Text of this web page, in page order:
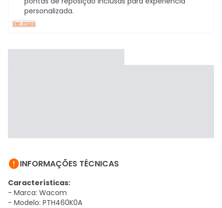
personalizada.
Ver mais
INFORMAÇÕES TÉCNICAS
Características:
- Marca: Wacom
- Modelo: PTH460K0A